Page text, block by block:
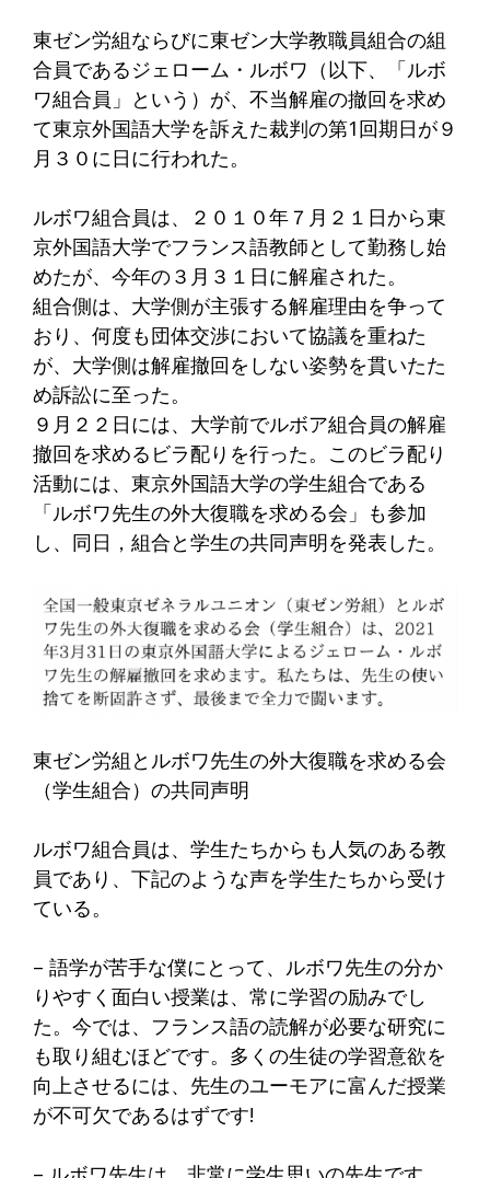
東ゼン労組ならびに東ゼン大学教職員組合の組
合員であるジェローム・ルボワ（以下、「ルボ
ワ組合員」という）が、不当解雇の撤回を求め
て東京外国語大学を訴えた裁判の第1回期日が９
月３０に日に行われた。
ルボワ組合員は、２０１０年７月２１日から東
京外国語大学でフランス語教師として勤務し始
めたが、今年の３月３１日に解雇された。
組合側は、大学側が主張する解雇理由を争って
おり、何度も団体交渉において協議を重ねた
が、大学側は解雇撤回をしない姿勢を貫いたた
め訴訟に至った。
９月２２日には、大学前でルボア組合員の解雇
撤回を求めるビラ配りを行った。このビラ配り
活動には、東京外国語大学の学生組合である
「ルボワ先生の外大復職を求める会」も参加
し、同日，組合と学生の共同声明を発表した。
東ゼン労組とルボワ先生の外大復職を求める会
（学生組合）の共同声明
ルボワ組合員は、学生たちからも人気のある教
員であり、下記のような声を学生たちから受け
ている。
– 語学が苦手な僕にとって、ルボワ先生の分か
りやすく面白い授業は、常に学習の励みでし
た。今では、フランス語の読解が必要な研究に
も取り組むほどです。多くの生徒の学習意欲を
向上させるには、先生のユーモアに富んだ授業
が不可欠であるはずです!